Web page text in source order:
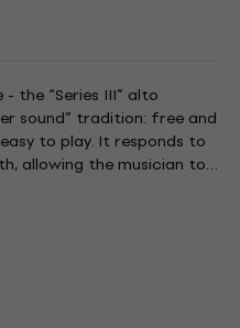
the “Series III” alto
sound” tradition: free and
to play. It responds to
allowing the musician to